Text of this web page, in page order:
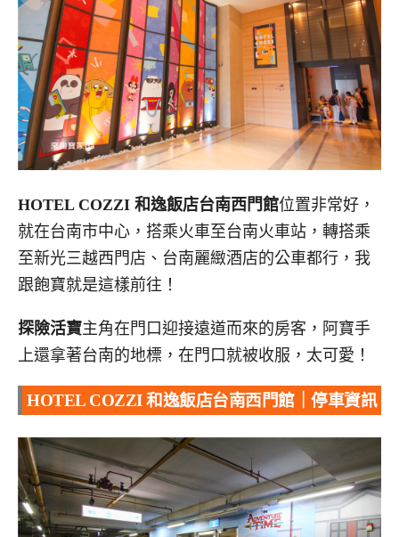
HOTEL COZZI 和逸飯店台南西門館位置非常好，
就在台南市中心，搭乘火車至台南火車站，轉搭乘
至新光三越西門店、台南麗緻酒店的公車都行，我
跟飽寶就是這樣前往！
探險活寶主角在門口迎接遠道而來的房客，阿寶手
上還拿著台南的地標，在門口就被收服，太可愛！
HOTEL COZZI 和逸飯店台南西門館｜停車資訊